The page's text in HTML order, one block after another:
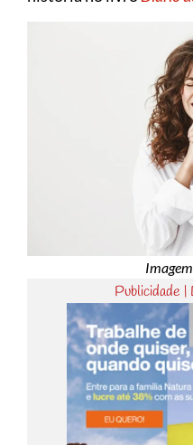
Publicidade